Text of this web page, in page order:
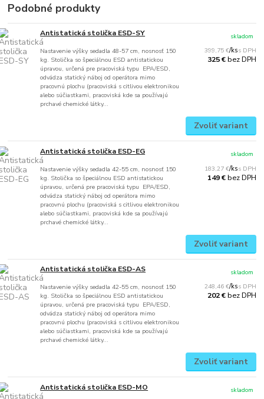
Podobné produkty
Antistatická stolička ESD-SY
Nastavenie výšky sedadla 48-57 cm, nosnosť 150
kg. Stolička so špeciálnou ESD antistatickou
úpravou, určená pre pracoviská typu EPA/ESD,
odvádza statický náboj od operátora mimo
pracovnú plochu (pracoviská s citlivou elektronikou
alebo súčiastkami, pracoviská kde sa používajú
prchavé chemické látky...
399,75 €/ks
325 €bez DPH
skladom
Zvoliť variant
Antistatická stolička ESD-EG
Nastavenie výšky sedadla 42-55 cm, nosnosť 150
kg. Stolička so špeciálnou ESD antistatickou
úpravou, určená pre pracoviská typu EPA/ESD,
odvádza statický náboj od operátora mimo
pracovnú plochu (pracoviská s citlivou elektronikou
alebo súčiastkami, pracoviská kde sa používajú
prchavé chemické látky...
183,27 €/ks
149 €bez DPH
skladom
Zvoliť variant
Antistatická stolička ESD-AS
Nastavenie výšky sedadla 42-55 cm, nosnosť 150
kg. Stolička so špeciálnou ESD antistatickou
úpravou, určená pre pracoviská typu EPA/ESD,
odvádza statický náboj od operátora mimo
pracovnú plochu (pracoviská s citlivou elektronikou
alebo súčiastkami, pracoviská kde sa používajú
prchavé chemické látky...
248,46 €/ks
202 €bez DPH
skladom
Zvoliť variant
Antistatická stolička ESD-MO skladom